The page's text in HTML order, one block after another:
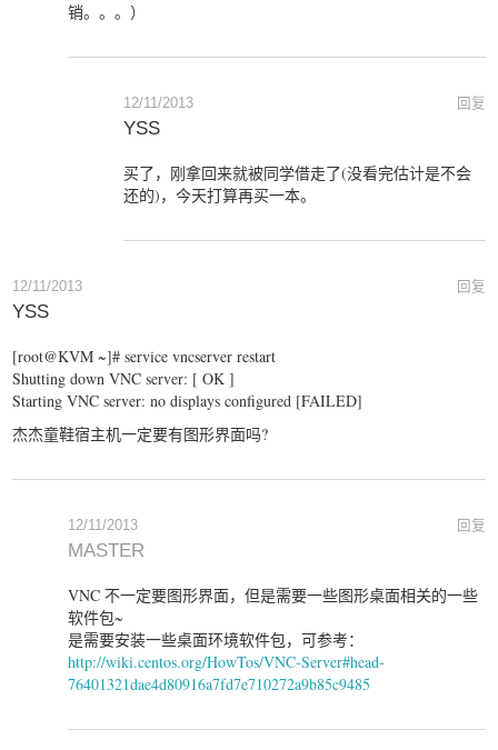
销。。。）
回复
12/11/2013
YSS
买了，刚拿回来就被同学借走了(没看完估计是不会
还的)，今天打算再买一本。
回复
12/11/2013
YSS
[root@KVM ~]# service vncserver restart
Shutting down VNC server: [ OK ]
Starting VNC server: no displays configured [FAILED]
杰杰童鞋宿主机一定要有图形界面吗?
回复
12/11/2013
MASTER
VNC 不一定要图形界面，但是需要一些图形桌面相关的一些
软件包~
是需要安装一些桌面环境软件包，可参考：
http://wiki.centos.org/HowTos/VNC-Server#head-
76401321dae4d80916a7fd7e710272a9b85c9485